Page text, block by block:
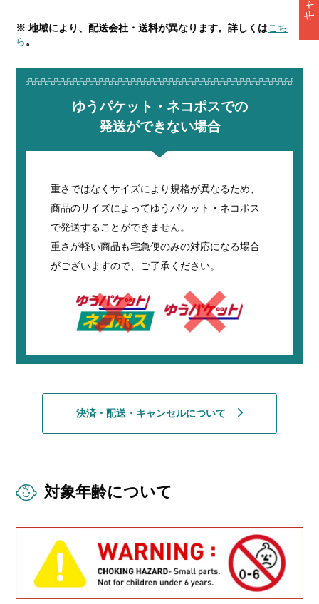
※ 地域により、配送会社・送料が異なります。詳しくはこち
ら 。
ゆうパケット・ネコポスでの
発送ができない場合
重さではなくサイズにより規格が異なるため、
商品のサイズによってゆうパケット・ネコポス
で発送することができません。
重さが軽い商品も宅急便のみの対応になる場合
がございますので、ご了承ください。
決済・配送・キャンセルについて
対象年齢について